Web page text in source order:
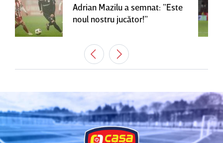
Adrian Mazilu a semnat: ”Este
noul nostru jucător!”